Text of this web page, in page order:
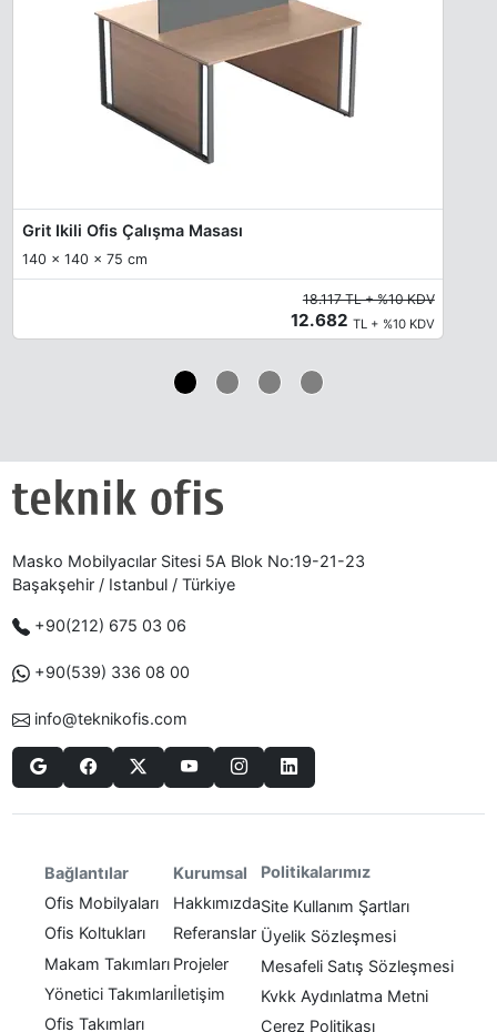
Grit Ikili Ofis Çalışma Masası
140 x 140 x 75 cm
18.117 TL + %10 KDV
12.682 TL + %10 KDV
Masko Mobilyacılar Sitesi 5A Blok No:19-21-23
Başakşehir / Istanbul / Türkiye
+90(212) 675 03 06
+90(539) 336 08 00
info@teknikofis.com
Bağlantılar
Ofis Mobilyaları
Ofis Koltukları
Makam Takımları
Yönetici Takımları
Ofis Takımları
Kurumsal
Hakkımızda
Referanslar
Projeler
İletişim
Politikalarımız
Site Kullanım Şartları
Üyelik Sözleşmesi
Mesafeli Satış Sözleşmesi
Kvkk Aydınlatma Metni
Çerez Politikası